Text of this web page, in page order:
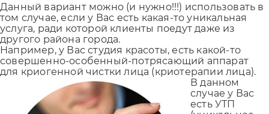
Данный вариант можно (и нужно!!!) использовать в
том случае, если у Вас есть какая-то уникальная
услуга, ради которой клиенты поедут даже из
другого района города.
Например, у Вас студия красоты, есть какой-то
совершенно-особенный-потрясающий аппарат
для криогенной чистки лица (криотерапии лица).
В данном
случае у Вас
есть УТП